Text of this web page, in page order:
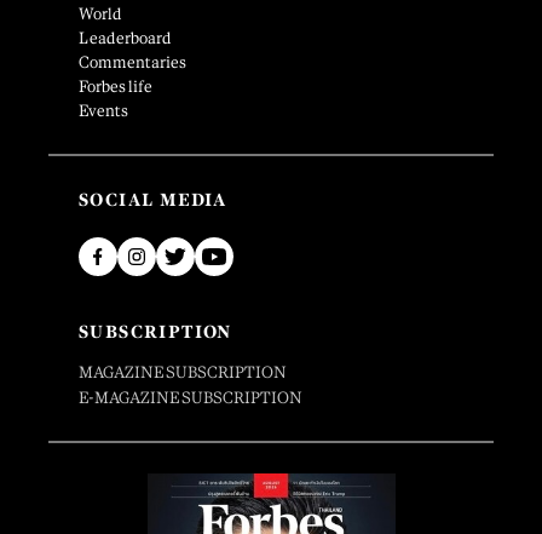
World
Leaderboard
Commentaries
Forbes life
Events
SOCIAL MEDIA
SUBSCRIPTION
MAGAZINE SUBSCRIPTION
E-MAGAZINE SUBSCRIPTION